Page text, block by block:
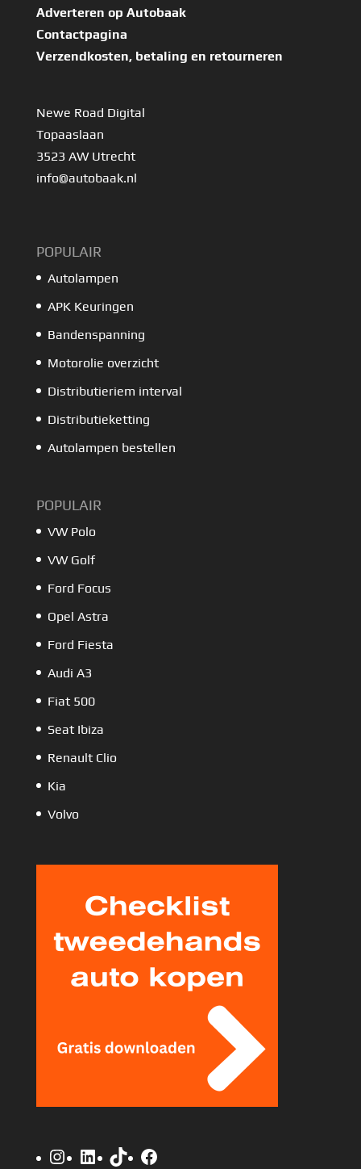
Adverteren op Autobaak
Contactpagina
Verzendkosten, betaling en retourneren
Newe Road Digital
Topaaslaan
3523 AW Utrecht
info@autobaak.nl
POPULAIR
Autolampen
APK Keuringen
Bandenspanning
Motorolie overzicht
Distributieriem interval
Distributieketting
Autolampen bestellen
POPULAIR
VW Polo
VW Golf
Ford Focus
Opel Astra
Ford Fiesta
Audi A3
Fiat 500
Seat Ibiza
Renault Clio
Kia
Volvo
Instagram
LinkedIn
TikTokFacebook